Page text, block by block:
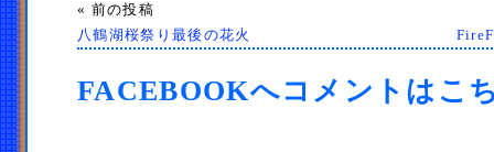
« 前の投稿
八鶴湖桜祭り最後の花火
FACEBOOKへコメントはこ